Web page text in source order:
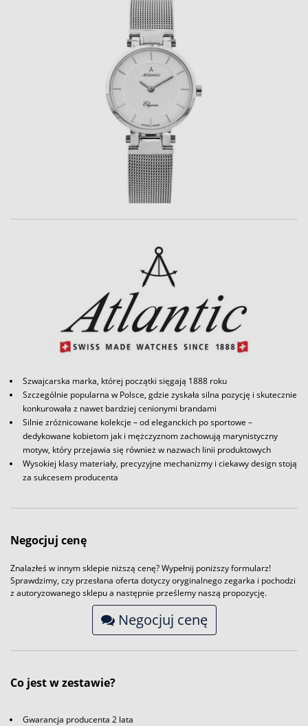
Szwajcarska marka, której początki sięgają 1888 roku
Szczególnie popularna w Polsce, gdzie zyskała silna pozycję i skutecznie
konkurowała z nawet bardziej cenionymi brandami
Silnie zróżnicowane kolekcje – od eleganckich po sportowe –
dedykowane kobietom jak i mężczyznom zachowują marynistyczny
motyw, który przejawia się również w nazwach linii produktowych
Wysokiej klasy materiały, precyzyjne mechanizmy i ciekawy design stoją
za sukcesem producenta
Negocjuj cenę
Znalazłeś w innym sklepie niższą cenę? Wypełnij poniższy formularz!
Sprawdzimy, czy przesłana oferta dotyczy oryginalnego zegarka i pochodzi
z autoryzowanego sklepu a następnie prześlemy naszą propozycję.
Negocjuj cenę
Co jest w zestawie?
Gwarancja producenta 2 lata